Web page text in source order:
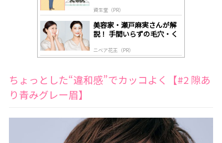
資生堂（PR）
美容家・瀬戸麻実さんが解
説！ 手間いらずの毛穴・く
ニベア花王（PR）
ちょっとした“違和感”でカッコよく【#2 隙あ
り青みグレー眉】